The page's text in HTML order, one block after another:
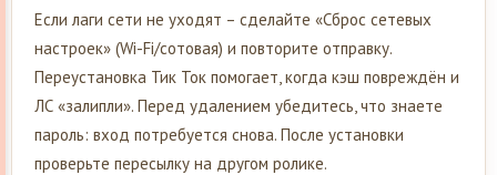
Если лаги сети не уходят – сделайте «Сброс сетевых
настроек» (Wi-Fi/сотовая) и повторите отправку.
Переустановка Тик Ток помогает, когда кэш повреждён и
ЛС «залипли». Перед удалением убедитесь, что знаете
пароль: вход потребуется снова. После установки
проверьте пересылку на другом ролике.